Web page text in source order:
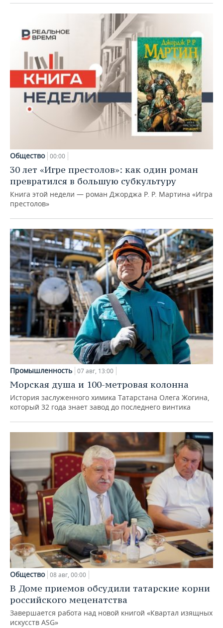
Общество 00:00
30 лет «Игре престолов»: как один роман
превратился в большую субкультуру
Книга этой недели — роман Джорджа Р. Р. Мартина «Игра
престолов»
Промышленность 07 авг, 13:00
Морская душа и 100-метровая колонна
История заслуженного химика Татарстана Олега Жогина,
который 32 года знает завод до последнего винтика
Общество 08 авг, 00:00
В Доме приемов обсудили татарские корни
российского меценатства
Завершается работа над новой книгой «Квартал изящных
искусств ASG»